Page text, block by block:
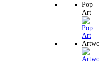
Pop
Art